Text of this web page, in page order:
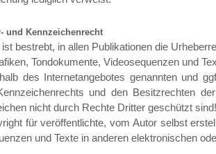
und Kennzeichenrecht
ist bestrebt, in allen Publikationen die
Tondokumente, Videosequenzen und
des Internetangebotes genannten und
und den Besitzrechten
nicht durch Rechte Dritter geschützt sind!
für veröffentlichte, vom Autor selbst
und Texte in anderen elektronischen